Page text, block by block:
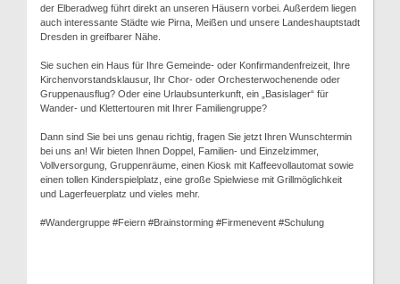
der Elberadweg führt direkt an unseren Häusern vorbei. Außerdem liegen
auch interessante Städte wie Pirna, Meißen und unsere Landeshauptstadt
Dresden in greifbarer Nähe.
Sie suchen ein Haus für Ihre Gemeinde- oder Konfirmandenfreizeit, Ihre
Kirchenvorstandsklausur, Ihr Chor- oder Orchesterwochenende oder
Gruppenausflug? Oder eine Urlaubsunterkunft, ein „Basislager“ für
Wander- und Klettertouren mit Ihrer Familiengruppe?
Dann sind Sie bei uns genau richtig, fragen Sie jetzt Ihren Wunschtermin
bei uns an! Wir bieten Ihnen Doppel, Familien- und Einzelzimmer,
Vollversorgung, Gruppenräume, einen Kiosk mit Kaffeevollautomat sowie
einen tollen Kinderspielplatz, eine große Spielwiese mit Grillmöglichkeit
und Lagerfeuerplatz und vieles mehr.
#Wandergruppe #Feiern #Brainstorming #Firmenevent #Schulung